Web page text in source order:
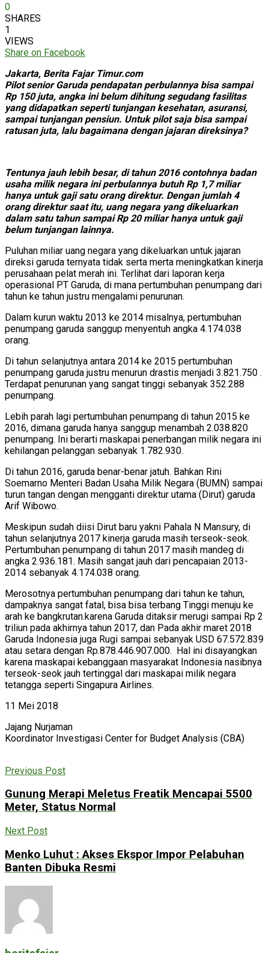
0
SHARES
1
VIEWS
Share on Facebook
Jakarta, Berita Fajar Timur.com
Pilot senior Garuda pendapatan perbulannya bisa sampai
Rp 150 juta, angka ini belum dihitung segudang fasilitas
yang didapatkan seperti tunjangan kesehatan, asuransi,
sampai tunjangan pensiun. Untuk pilot saja bisa sampai
ratusan juta, lalu bagaimana dengan jajaran direksinya?
Tentunya jauh lebih besar, di tahun 2016 contohnya badan
usaha milik negara ini perbulannya butuh Rp 1,7 miliar
hanya untuk gaji satu orang direktur. Dengan jumlah 4
orang direktur saat itu, uang negara yang dikeluarkan
dalam satu tahun sampai Rp 20 miliar hanya untuk gaji
belum tunjangan lainnya.
Puluhan miliar uang negara yang dikeluarkan untuk jajaran
direksi garuda ternyata tidak serta merta meningkatkan kinerja
perusahaan pelat merah ini. Terlihat dari laporan kerja
operasional PT Garuda, di mana pertumbuhan penumpang dari
tahun ke tahun justru mengalami penurunan.
Dalam kurun waktu 2013 ke 2014 misalnya, pertumbuhan
penumpang garuda sanggup menyentuh angka 4.174.038
orang.
Di tahun selanjutnya antara 2014 ke 2015 pertumbuhan
penumpang garuda justru menurun drastis menjadi 3.821.750 .
Terdapat penurunan yang sangat tinggi sebanyak 352.288
penumpang.
Lebih parah lagi pertumbuhan penumpang di tahun 2015 ke
2016, dimana garuda hanya sanggup menambah 2.038.820
penumpang. Ini berarti maskapai penerbangan milik negara ini
kehilangan pelanggan sebanyak 1.782.930.
Di tahun 2016, garuda benar-benar jatuh. Bahkan Rini
Soemarno Menteri Badan Usaha Milik Negara (BUMN) sampai
turun tangan dengan mengganti direktur utama (Dirut) garuda
Arif Wibowo.
Meskipun sudah diisi Dirut baru yakni Pahala N Mansury, di
tahun selanjutnya 2017 kinerja garuda masih terseok-seok.
Pertumbuhan penumpang di tahun 2017 masih mandeg di
angka 2.936.181. Masih sangat jauh dari pencapaian 2013-
2014 sebanyak 4.174.038 orang.
Merosotnya pertumbuhan penumpang dari tahun ke tahun,
dampaknya sangat fatal, bisa bisa terbang Tinggi menuju ke
arah ke bangkrutan.karena Garuda ditaksir merugi sampai Rp 2
triliun pada akhirnya tahun 2017, dan Pada akhir maret 2018
Garuda Indonesia juga Rugi sampai sebanyak USD 67.572.839
atau setara dengan Rp.878.446.907.000. Hal ini disayangkan
karena maskapai kebanggaan masyarakat Indonesia nasibnya
terseok-seok jauh tertinggal dari maskapai milik negara
tetangga seperti Singapura Airlines.
11 Mei 2018
Jajang Nurjaman
Koordinator Investigasi Center for Budget Analysis (CBA)
Previous Post
Gunung Merapi Meletus Freatik Mencapai 5500
Meter, Status Normal
Next Post
Menko Luhut : Akses Ekspor Impor Pelabuhan
Banten Dibuka Resmi